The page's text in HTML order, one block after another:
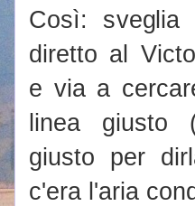
Così:
diretto al
e via a
linea giusto
giusto per
c'era l'aria